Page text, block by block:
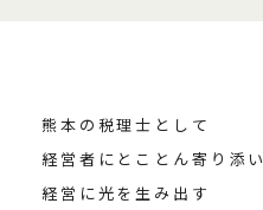
熊本の税理士として
経営者にとことん寄り添い
経営に光を生み出す